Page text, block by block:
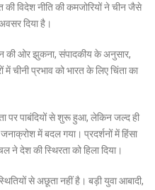
की विदेश नीति की कमजोरियों ने चीन जैसे
दिया है।
की ओर झुकना, संपादकीय के अनुसार,
चीनी प्रभाव को भारत के लिए चिंता का
पर पाबंदियों से शुरू हुआ, लेकिन जल्द ही
में बदल गया। प्रदर्शनों में हिंसा
ने देश की स्थिरता को हिला दिया।
से अछूता नहीं है। बड़ी युवा आबादी,